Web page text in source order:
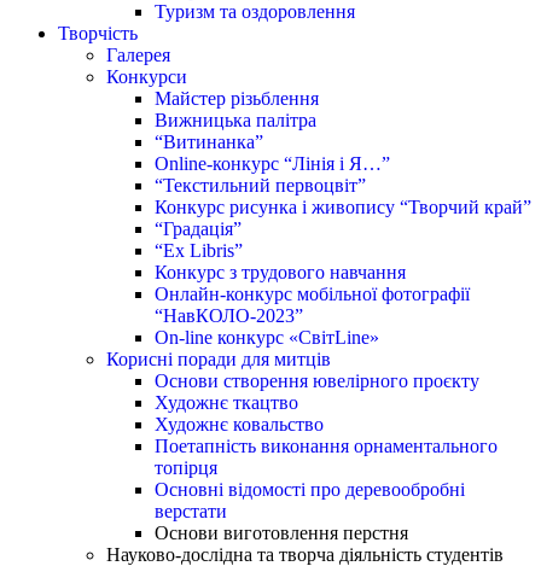
Туризм та оздоровлення
Творчість
Галерея
Конкурси
Майстер різьблення
Вижницька палітра
“Витинанка”
Online-конкурс “Лінія і Я…”
“Текстильний первоцвіт”
Конкурс рисунка і живопису “Творчий край”
“Градація”
“Ex Libris”
Конкурс з трудового навчання
Онлайн-конкурс мобільної фотографії
“НавКОЛО-2023”
On-line конкурс «СвітLine»
Корисні поради для митців
Основи створення ювелірного проєкту
Художнє ткацтво
Художнє ковальство
Поетапність виконання орнаментального
топірця
Основні відомості про деревообробні
верстати
Основи виготовлення перстня
Науково-дослідна та творча діяльність студентів